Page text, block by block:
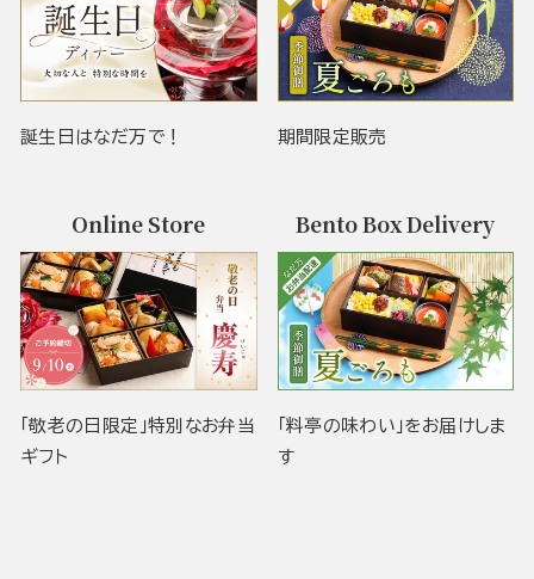
誕生日はなだ万で！ 期間限定販売
Online Store
「敬老の日限定」特別なお弁当
ギフト
Bento Box Delivery
「料亭の味わい」をお届けしま
す